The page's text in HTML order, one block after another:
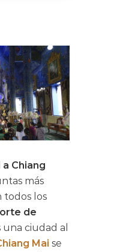
Chiang
más
todos los
de
una ciudad al
Mai se